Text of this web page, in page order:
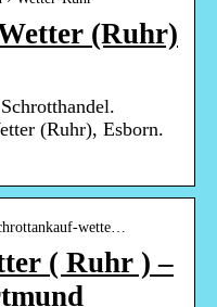
(Ruhr)
(Ruhr), Esborn.
wette…
( Ruhr ) –